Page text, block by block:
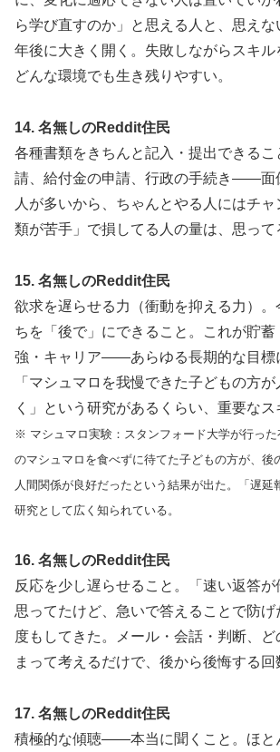
ら学び直すのか」と思える人と、思え
年後に大きく開く。失敗しながらスキル
どんな環境でも生き残りやすい。
14. 名無しのReddit住民
各種書類をきちんと記入・提出できるこ
請、給付金の申請、行政の手続き——面
人が多いから、ちゃんとやる人にはチ
類が苦手」で損してる人の量は、思って
15. 名無しのReddit住民
欲求を遅らせる力（衝動を抑える力）
ちを「後で」にできること。これが貯
強・キャリア——あらゆる長期的な目標
「マシュマロを我慢できた子どもの方
く」という研究があるくらい、重要なス
※ マシュマロ実験：スタンフォード大学が行っ
のマシュマロを食べずに待てた子どもの方が、後
人間関係が良好だったという結果が出た。「遅延
研究として広く知られている。
16. 名無しのReddit住民
反応を少し遅らせること。「速い返答が
思ってたけど、急いで答えることで防
度もしてきた。メール・会話・判断、
まって考えるだけで、後から後悔する回
17. 名無しのReddit住民
積極的な傾聴——本当に聞くこと。ほと